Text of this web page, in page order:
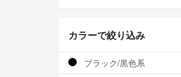
カラーで絞り込み
ブラック/黒色系